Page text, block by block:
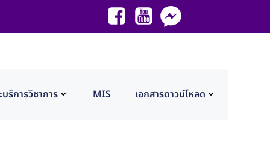
ริการวิชาการ MIS เอกสารดาวน์โหลด